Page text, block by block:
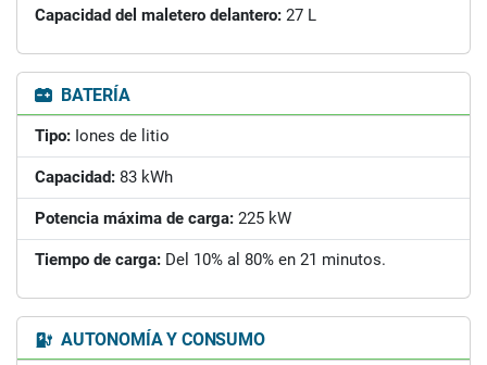
Capacidad del maletero delantero: 27 L
BATERÍA
Tipo: Iones de litio
Capacidad: 83 kWh
Potencia máxima de carga: 225 kW
Tiempo de carga: Del 10% al 80% en 21 minutos.
AUTONOMÍA Y CONSUMO